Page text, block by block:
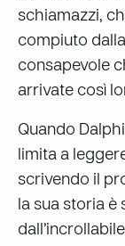
schiamazzi,
compiuto
consapevole
arrivate così
Quando
limita a
scrivendo il
la sua storia